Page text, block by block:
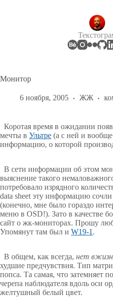
Монитор
6 ноября, 2005 ЖЖ
Коротая время в ожидании
мечты в Ультре (а с ней и
информацию, о которой
В сети информации об этом
выяснение такого
потребовало изрядного
data sheet эту информацию
(конечно, мне было гораздо
меню в OSD!). Зато в качестве
сайт о жк-мониторах. Прошу
Упомянут там был и W19-1 .
В общем, как всегда, нет
худшие предчувствия. Тип
попса. Та самая, что затемняет
черепа наблюдателя вдоль оси
желтушный белый цвет.